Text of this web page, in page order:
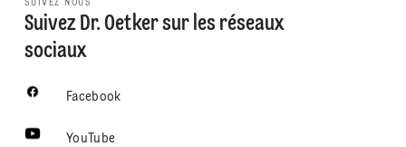
SUIVEZ NOUS
Suivez Dr. Oetker sur les réseaux
sociaux
Facebook
YouTube